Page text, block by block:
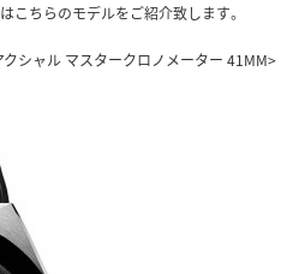
こちらのモデルをご紹介致します。
シャル マスタークロノメーター 41MM>